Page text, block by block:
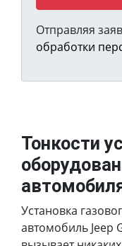
Отправляя
обработки
Тонкости
Установка
автомобиль Jeep